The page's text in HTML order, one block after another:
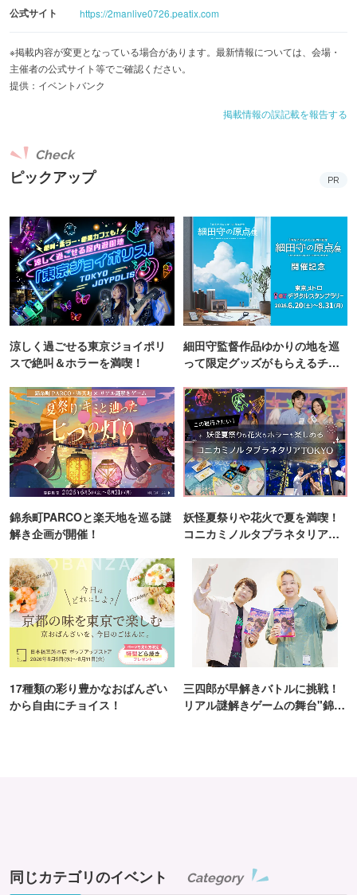
公式サイト https://2manlive0726.peatix.com
※掲載内容が変更となっている場合があります。最新情報については、会場・
主催者の公式サイト等でご確認ください。
提供：イベントバンク
掲載情報の誤記載を報告する
ピックアップ
Check
PR
涼しく過ごせる東京ジョイポリ
スで絶叫＆ホラーを満喫！
細田守監督作品ゆかりの地を巡
って限定グッズがもらえるチャ
錦糸町PARCOと楽天地を巡る謎
解き企画が開催！
妖怪夏祭りや花火で夏を満喫！
コニカミノルタプラネタリア
17種類の彩り豊かなおばんざい
から自由にチョイス！
三四郎が早解きバトルに挑戦！
リアル謎解きゲームの舞台"錦糸
同じカテゴリのイベント Category